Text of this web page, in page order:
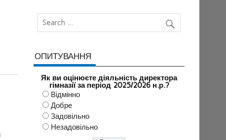
ОПИТУВАННЯ
Як ви оцінюєте діяльність директора
гімназії за період 2025/2026 н.р.?
Відмінно
Добре
Задовільно
Незадовільно